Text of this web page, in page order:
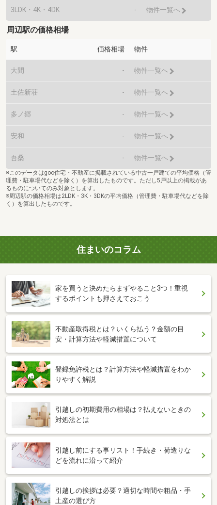
3LDK・4K・4DK - 物件一覧へ
周辺駅の価格相場
駅 価格相場 物件
大間 - 物件一覧へ
土佐新荘 - 物件一覧へ
多ノ郷 - 物件一覧へ
安和 - 物件一覧へ
吾桑 - 物件一覧へ
※このデータはgoo住宅・不動産に掲載されている中古一戸建ての平均価格（管
理費・駐車場代などを除く）を算出したものです。ただし5戸以上の掲載があ
るものについてのみ対象とします。
※周辺駅の価格相場は2LDK・3K・3DKの平均価格（管理費・駐車場代などを除
く）を算出したものです。
住まいのコラム
家を買うと決めたらまずやること3つ！重視
するポイントも押さえておこう
不動産取得税とは？いくら払う？金額の目
安・計算方法や軽減措置について
登録免許税とは？計算方法や軽減措置をわか
りやすく解説
引越しの初期費用の相場は？払えないときの
対処法とは
引越し前にする事リスト！手続き・荷造りな
どを流れに沿って紹介
引越しの挨拶は必要？適切な時間や粗品・手
土産の選び方